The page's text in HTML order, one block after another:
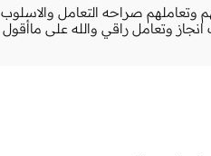
صراحه التعامل والاسلوب
وتعامل راقي والله على ماأقول